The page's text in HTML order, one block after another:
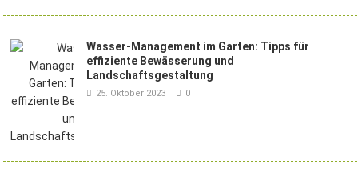
Wasser-Management im Garten: Tipps für
effiziente Bewässerung und
Landschaftsgestaltung
25. Oktober 2023 0